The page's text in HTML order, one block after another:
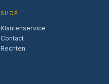
SHOP
Klantenservice
Contact
Rechten